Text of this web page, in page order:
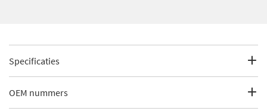
Specificaties
Fabrikantcode
OEM nummers